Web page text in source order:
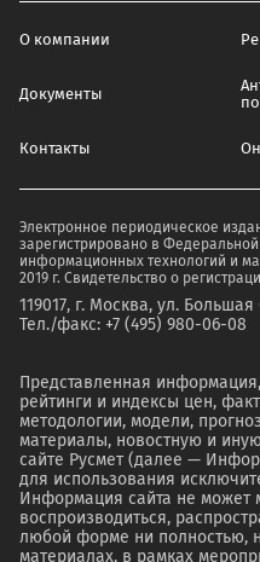
О компании
Документы
Контакты
Электронное периодическое
зарегистрировано в
информационных технологий и
2019 г. Свидетельство о
119017, г. Москва, ул.
Тел./факс: +7 (495) 980-06-08
Представленная
рейтинги и индексы цен,
методологии, модели,
материалы, новостную и
сайте Русмет (далее —
для использования
Информация сайта не может
воспроизводиться,
любой форме ни полностью,
материалах, в рамках